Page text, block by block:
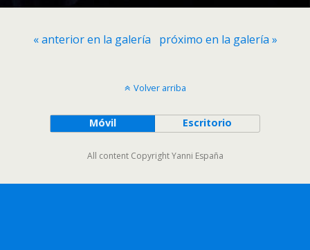
« anterior en la galería próximo en la galería »
Volver arriba
Móvil Escritorio
All content Copyright Yanni España